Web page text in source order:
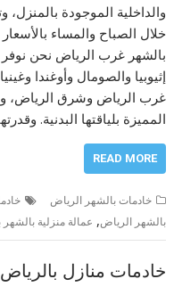
والداخلية الموجودة
خلال الصباح والمساء
بالشهر غرب الرياض نحن
إثيوبيا والصومال وأوغندا
غرب الرياض وشرق الرياض،
المميزة بلياقتها البدنية.
READ MORE
خادمات بالشهر الرياض
بالشهر الرياض, عمالة منزلية بالشهر
خادمات منازل بالرياض